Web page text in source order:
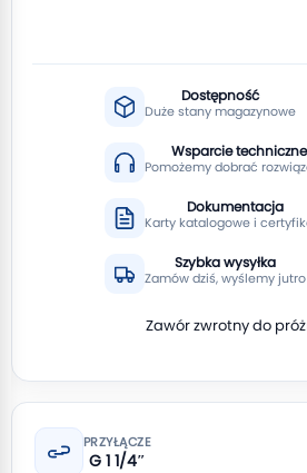
Dostępność
Duże stany magazynowe
Wsparcie techniczne
Pomożemy dobrać
Dokumentacja
Karty katalogowe i
Szybka wysyłka
Zamów dziś, wyślemy jutro
Zawór zwrotny do
PRZYŁĄCZE
G 1 1/4″